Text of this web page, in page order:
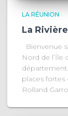
LA RÉUNION
La
Bienvenue
Nord de l’Île
places fortes
Rolland